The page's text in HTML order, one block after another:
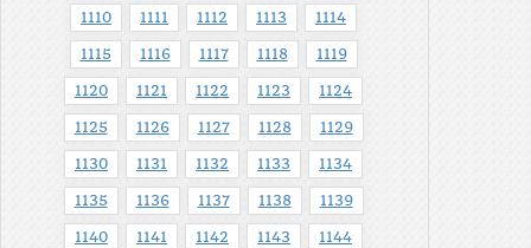
1110 1111 1112 1113 1114
1115 1116 1117 1118 1119
1120 1121 1122 1123 1124
1125 1126 1127 1128 1129
1130 1131 1132 1133 1134
1135 1136 1137 1138 1139
1140 1141 1142 1143 1144